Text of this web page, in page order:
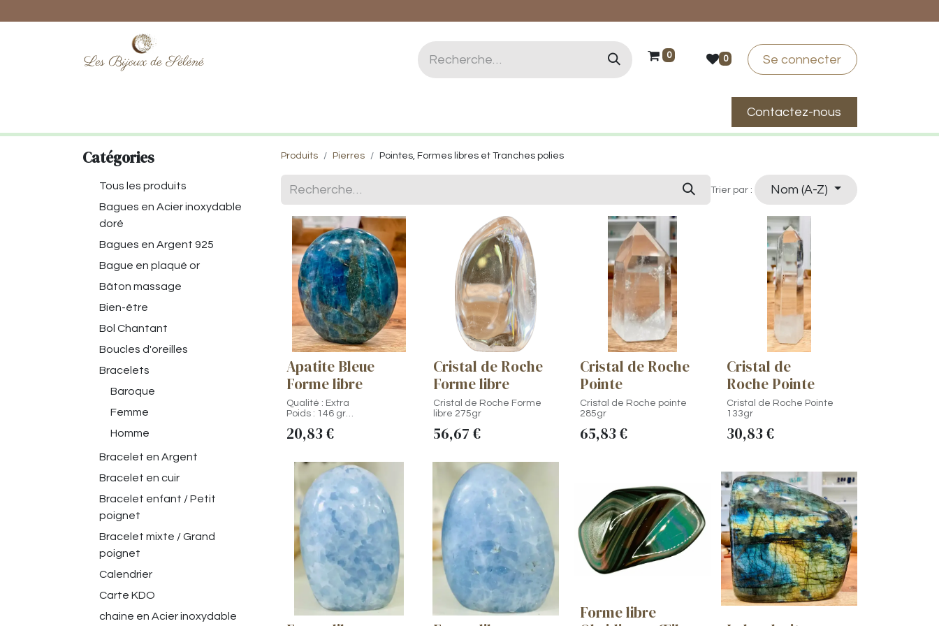
0 0 Se connecter
Contactez-nous
Catégories
Tous les produits
Bagues en Acier inoxydable
doré
Bagues en Argent 925
Bague en plaqué or
Bâton massage
Bien-être
Bol Chantant
Boucles d'oreilles
Bracelets
Baroque
Femme
Homme
Bracelet en Argent
Bracelet en cuir
Bracelet enfant / Petit
poignet
Bracelet mixte / Grand
poignet
Calendrier
Carte KDO
chaine en Acier inoxydable
Produits Pierres Pointes, Formes libres et Tranches polies
Trier par : Nom (A-Z)
Apatite Bleue
Forme libre
Qualité : Extra
Poids : 146 gr
Origine : Madagascar
- Aide à mieux s'exprimer
et favorise l'écoute
- Stimule la concentration,
la mémoire
- Réduit le stress et
apporte un sentiment de
calme
- Favorise l'intuition
- Booste la volonté et aide
à aller de l'avant
- Aide à prendre en
compte son
hypersensibilité
Pièce unique, la photo est
contractuelle
20,83€
Cristal de Roche
Forme libre
Cristal de Roche Forme
libre 275gr
56,67 €
Cristal de Roche
Pointe
Cristal de Roche pointe
285gr
65,83€
Cristal de
Roche Pointe
Cristal de Roche Pointe
133gr
30,83€
Forme libre